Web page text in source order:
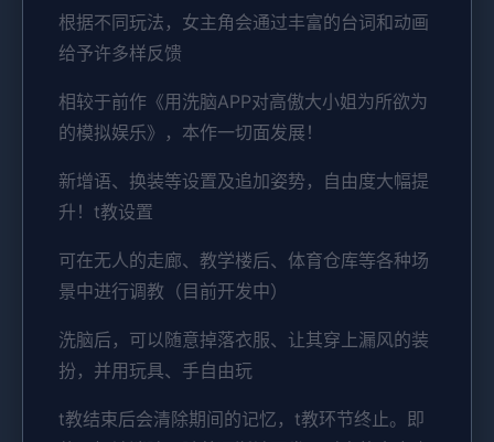
根据不同玩法，女主角会通过丰富的台词和动画
给予许多样反馈
相较于前作《用洗脑APP对高傲大小姐为所欲为
的模拟娱乐》，本作一切面发展！
新增语、换装等设置及追加姿势，自由度大幅提
升！t教设置
可在无人的走廊、教学楼后、体育仓库等各种场
景中进行调教（目前开发中）
洗脑后，可以随意掉落衣服、让其穿上漏风的装
扮，并用玩具、手自由玩
t教结束后会清除期间的记忆，t教环节终止。即